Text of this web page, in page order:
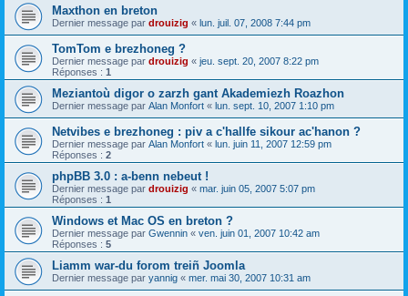
Maxthon en breton
Dernier message par drouizig « lun. juil. 07, 2008 7:44 pm
TomTom e brezhoneg ?
Dernier message par drouizig « jeu. sept. 20, 2007 8:22 pm
Réponses : 1
Meziantoù digor o zarzh gant Akademiezh Roazhon
Dernier message par Alan Monfort « lun. sept. 10, 2007 1:10 pm
Netvibes e brezhoneg : piv a c'hallfe sikour ac'hanon ?
Dernier message par Alan Monfort « lun. juin 11, 2007 12:59 pm
Réponses : 2
phpBB 3.0 : a-benn nebeut !
Dernier message par drouizig « mar. juin 05, 2007 5:07 pm
Réponses : 1
Windows et Mac OS en breton ?
Dernier message par Gwennin « ven. juin 01, 2007 10:42 am
Réponses : 5
Liamm war-du forom treiñ Joomla
Dernier message par yannig « mer. mai 30, 2007 10:31 am